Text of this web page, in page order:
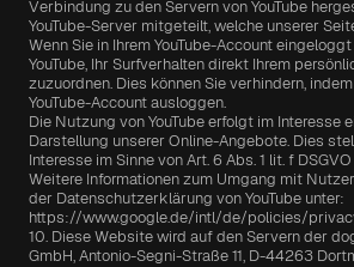
Verbindung zu den Servern von YouTube
YouTube-Server mitgeteilt, welche unserer
Wenn Sie in Ihrem YouTube-Account
YouTube, Ihr Surfverhalten direkt Ihrem
zuzuordnen. Dies können Sie verhindern,
YouTube-Account ausloggen.
Die Nutzung von YouTube erfolgt im Interesse
Darstellung unserer Online-Angebote. Dies
Interesse im Sinne von Art. 6 Abs. 1 lit. f
Weitere Informationen zum Umgang mit
der Datenschutzerklärung von YouTube unter:
https://www.google.de/intl/de/policies/
10. Diese Website wird auf den Servern der
GmbH, Antonio-Segni-Straße 11, D-44263